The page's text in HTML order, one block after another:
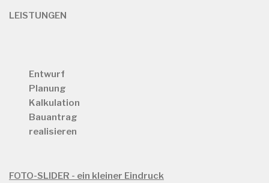
LEISTUNGEN
Entwurf
Planung
Kalkulation
Bauantrag
realisieren
FOTO-SLIDER - ein kleiner Eindruck